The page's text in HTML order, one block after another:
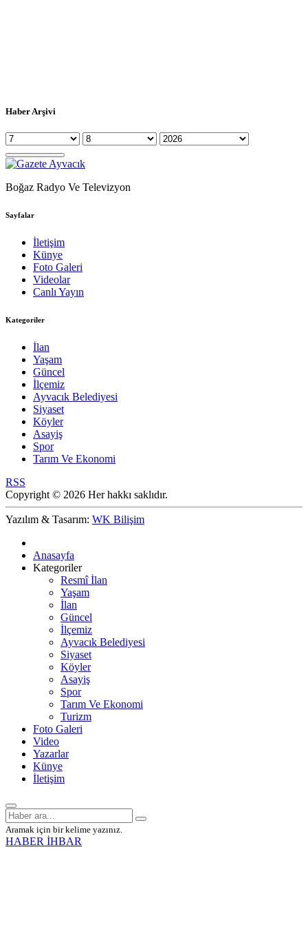
Haber Arşivi
Boğaz Radyo Ve Televizyon
Sayfalar
İletişim
Künye
Foto Galeri
Videolar
Canlı Yayın
Kategoriler
İlan
Yaşam
Güncel
İlçemiz
Ayvacık Belediyesi
Siyaset
Köyler
Asayiş
Spor
Tarım Ve Ekonomi
RSS
Copyright © 2026 Her hakkı saklıdır.
Yazılım & Tasarım: WK Bilişim
Anasayfa
Kategoriler
Resmî İlan
Yaşam
İlan
Güncel
İlçemiz
Ayvacık Belediyesi
Siyaset
Köyler
Asayiş
Spor
Tarım Ve Ekonomi
Turizm
Foto Galeri
Video
Yazarlar
Künye
İletişim
Aramak için bir kelime yazınız.
HABER İHBAR